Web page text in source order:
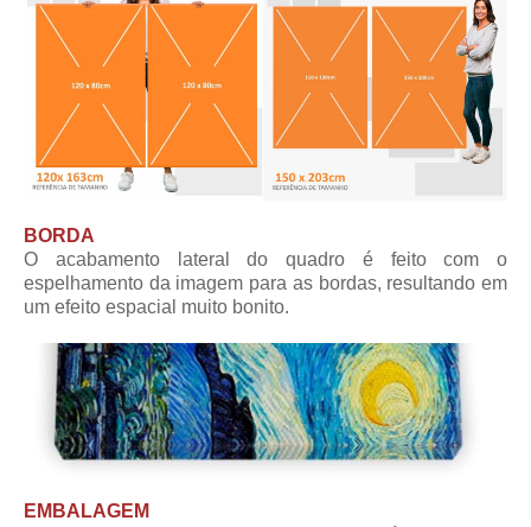
BORDA
O acabamento lateral do quadro é feito com o
espelhamento da imagem para as bordas, resultando em
um efeito espacial muito bonito.
EMBALAGEM